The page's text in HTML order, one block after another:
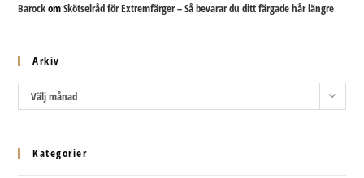
BarockomSkötselråd för Extremfärger – Så bevarar du ditt färgade hår längre
Arkiv
ArkivVälj månad
Kategorier